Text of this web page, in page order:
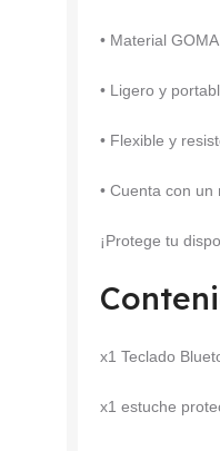
• Material
• Ligero y
• Flexible y
• Cuenta con
¡Protege tu
x1 Teclado
x1 estuche